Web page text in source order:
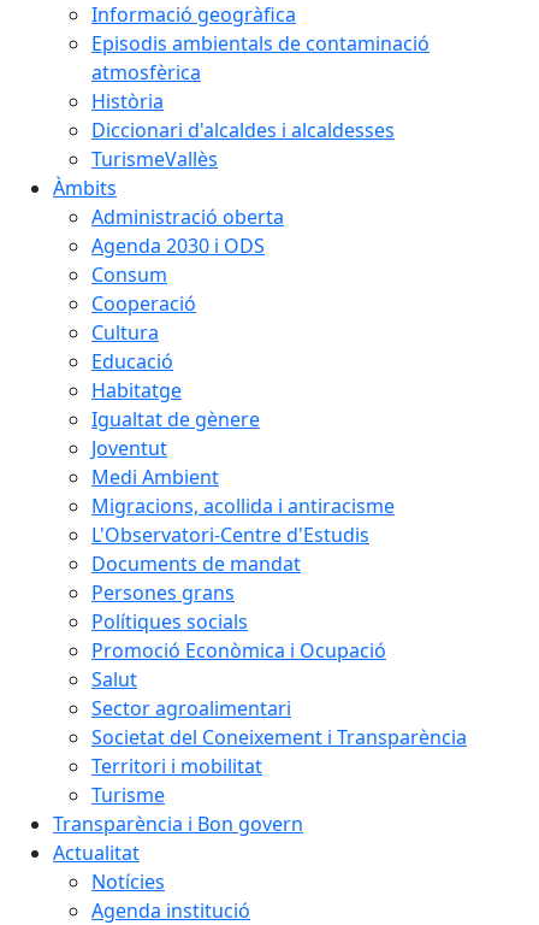
Informació geogràfica
Episodis ambientals de contaminació
atmosfèrica
Història
Diccionari d'alcaldes i alcaldesses
TurismeVallès
Àmbits
Administració oberta
Agenda 2030 i ODS
Consum
Cooperació
Cultura
Educació
Habitatge
Igualtat de gènere
Joventut
Medi Ambient
Migracions, acollida i antiracisme
L'Observatori-Centre d'Estudis
Documents de mandat
Persones grans
Polítiques socials
Promoció Econòmica i Ocupació
Salut
Sector agroalimentari
Societat del Coneixement i Transparència
Territori i mobilitat
Turisme
Transparència i Bon govern
Actualitat
Notícies
Agenda institució